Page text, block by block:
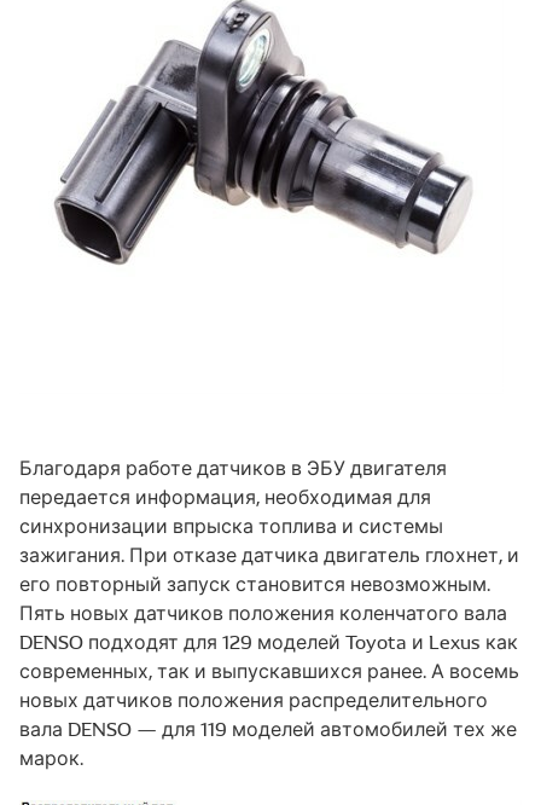
Благодаря работе датчиков в ЭБУ двигателя
передается информация, необходимая для
синхронизации впрыска топлива и системы
зажигания. При отказе датчика двигатель глохнет, и
его повторный запуск становится невозможным.
Пять новых датчиков положения коленчатого вала
DENSO подходят для 129 моделей Toyota и Lexus как
современных, так и выпускавшихся ранее. А восемь
новых датчиков положения распределительного
вала DENSO — для 119 моделей автомобилей тех же
марок.